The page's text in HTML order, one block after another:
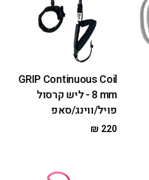
GRIP Continuous Coil
8 mm - ליש קרסול
פויל/ווינג/סאפ
₪ 220